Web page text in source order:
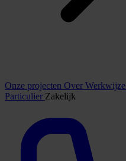
Onze projecten Over Werkwijze
Particulier Zakelijk